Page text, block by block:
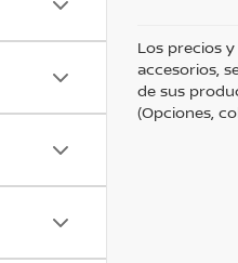
Los precios
accesorios,
de sus
(Opciones,